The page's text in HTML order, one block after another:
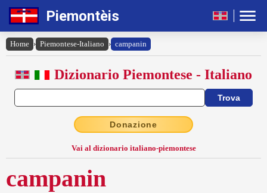
Piemontèis
Home › Piemontese-Italiano › campanin
Dizionario Piemontese - Italiano
Donazione
Vai al dizionario italiano-piemontese
campanin